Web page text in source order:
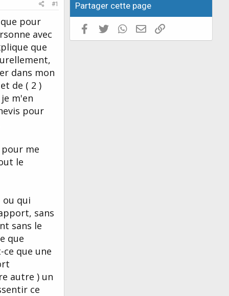
#1
pour
avec
que
dans mon
de ( 2 )
m'en
pour
me
le
ou qui
sans
sans le
que
que une
autre ) un
ce
Partager cette page
Facebook
Twitter WhatsAppE-mail valide